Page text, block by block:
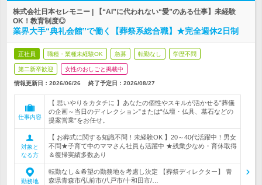
株式会社日本セレモニー | 【“AI”に代われない“愛”のある仕事】未経験
OK！教育制度◎
業界大手“典礼会館”で働く【葬祭系総合職】★完全週休2日制
正社員 職種・業種未経験OK 急募 転勤なし 学歴不問
第二新卒歓迎 女性のおしごと掲載中
情報更新日：2026/06/26 終了予定日： 2026/08/27
仕事内容
【 思いやりをカタチに 】あなたの個性やスキルが活かせる“葬儀
の企画～当日のディレクション”または“仏壇・仏具、墓石などの
提案営業”をお任せ。
対象と
なる方
【 お葬式に関する知識不問！未経験OK 】20～40代活躍中！男女
不問★子育て中のママさん社員も活躍中 ★残業少なめ・育休取得
＆復帰実績多数あり
勤務地
転勤なし＆希望の勤務地を考慮し決定 【葬祭ディレクター】 青
森県青森市/弘前市/八戸市/十和田市/…